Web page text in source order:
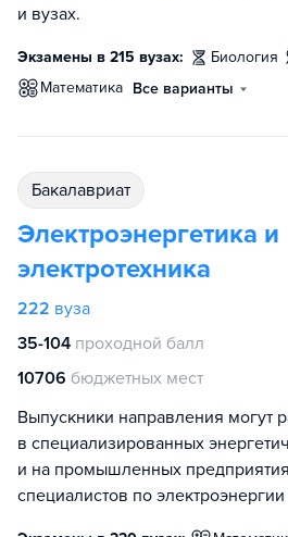
и вузах.
Экзамены в 215 вузах: биология
математика Все варианты
бакалавриат
Электроэнергетика и
электротехника
222 вуза
35-104 проходной балл
10706 бюджетных мест
Выпускники направления могут
в специализированных
и на промышленных
специалистов по